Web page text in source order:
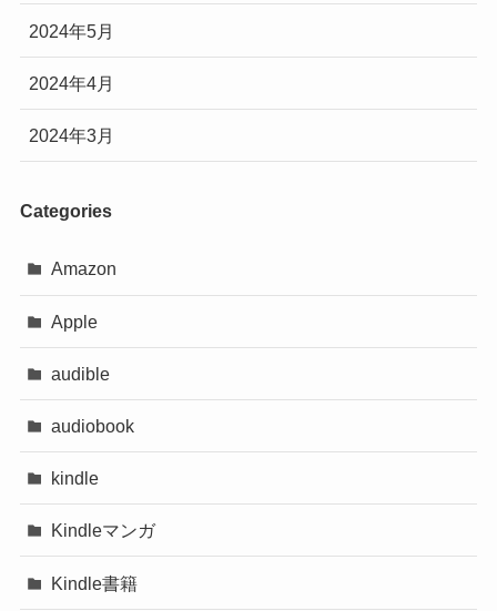
2024年5月
2024年4月
2024年3月
Categories
Amazon
Apple
audible
audiobook
kindle
Kindleマンガ
Kindle書籍